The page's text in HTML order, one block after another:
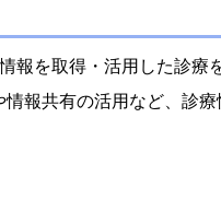
を取得・活用した診療
報共有の活用など、診